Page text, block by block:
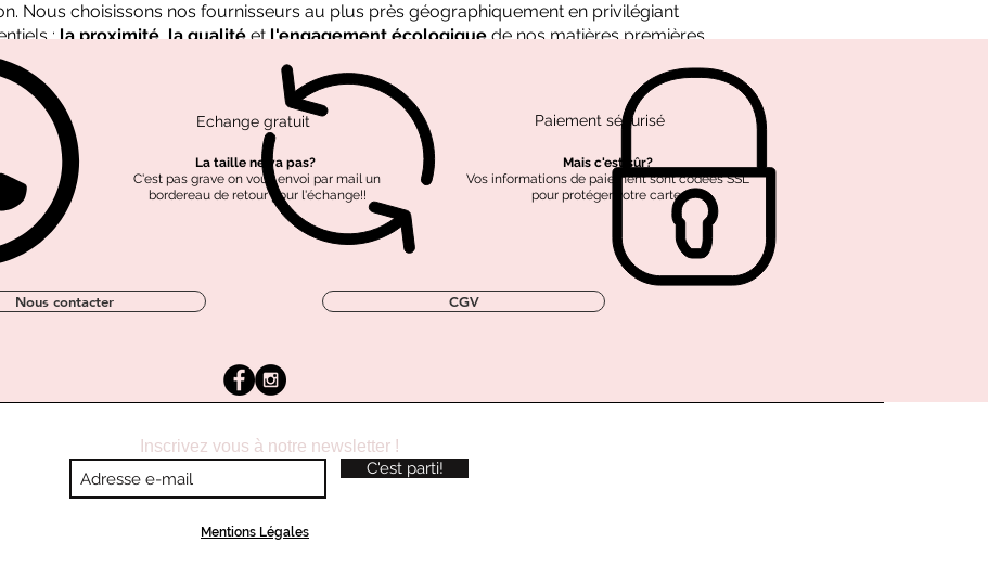
Nous choisissons nos fournisseurs au plus près géographiquement en privilégiant
:la proximité,la qualitéetl'engagement écologiquede nos matières premières.
Polyester recyclé
Coton labellisé GOTS
Tissus labellisé OEKO-
Echange gratuit
La taille ne va pas?
C'est pas grave on vous envoi par mail un
bordereau de retour pour l'échange!!
Paiement sécurisé
Mais c'est sûr?
Vos informations de paiement sont codées SSL
pour protéger votre carte.
Nous contacter CGV
Inscrivez vous à notre newsletter !
C'est parti!
Mentions Légales